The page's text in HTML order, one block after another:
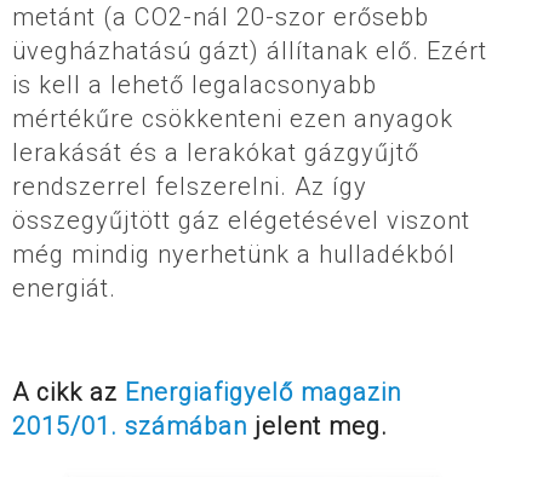
metánt (a CO2-nál 20-szor erősebb
üvegházhatású gázt) állítanak elő. Ezért
is kell a lehető legalacsonyabb
mértékűre csökkenteni ezen anyagok
lerakását és a lerakókat gázgyűjtő
rendszerrel felszerelni. Az így
összegyűjtött gáz elégetésével viszont
még mindig nyerhetünk a hulladékból
energiát.
A cikk az Energiafigyelő magazin
2015/01. számában jelent meg.